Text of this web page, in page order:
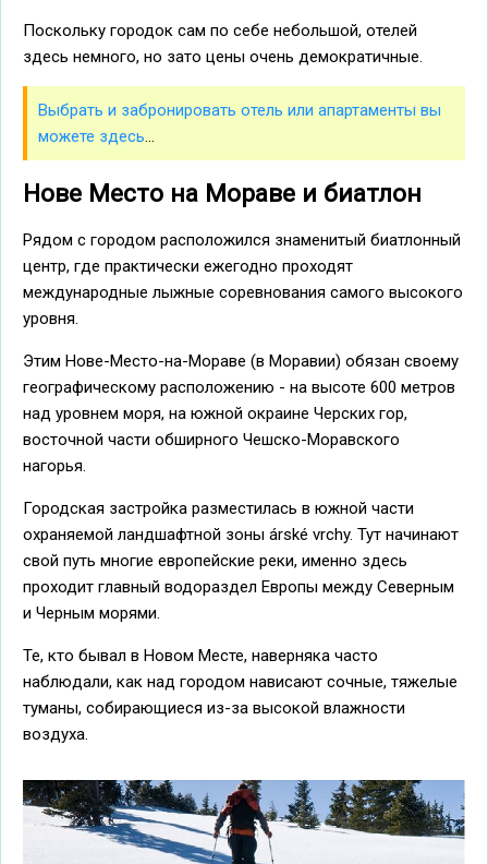
Поскольку городок сам по себе небольшой, отелей
здесь немного, но зато цены очень демократичные.
Выбрать и забронировать отель или апартаменты вы
можете здесь...
Нове Место на Мораве и биатлон
Рядом с городом расположился знаменитый биатлонный
центр, где практически ежегодно проходят
международные лыжные соревнования самого высокого
уровня.
Этим Нове-Место-на-Мораве (в Моравии) обязан своему
географическому расположению - на высоте 600 метров
над уровнем моря, на южной окраине Черских гор,
восточной части обширного Чешско-Моравского
нагорья.
Городская застройка разместилась в южной части
охраняемой ландшафтной зоны árské vrchy. Тут начинают
свой путь многие европейские реки, именно здесь
проходит главный водораздел Европы между Северным
и Черным морями.
Те, кто бывал в Новом Месте, наверняка часто
наблюдали, как над городом нависают сочные, тяжелые
туманы, собирающиеся из-за высокой влажности
воздуха.